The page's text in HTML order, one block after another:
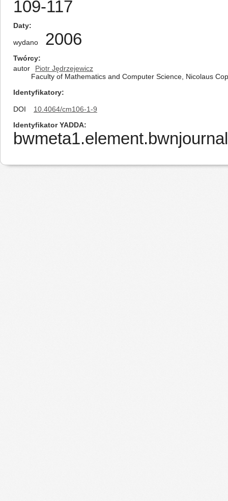
109-117
Daty
wydano 2006
Twórcy
autor
Piotr Jędrzejewicz
Faculty of Mathematics and Computer Science, Nicolaus
Identyfikatory
DOI
10.4064/cm106-1-9
Identyfikator YADDA